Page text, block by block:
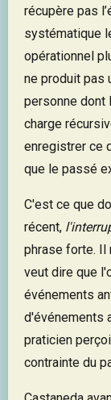
récupère pas
systématique
opérationnel
ne produit pas
personne dont
charge
enregistrer ce
que le passé
C'est ce que
récent,
phrase forte. Il
veut dire que
événements
d'événements
praticien
contrainte du